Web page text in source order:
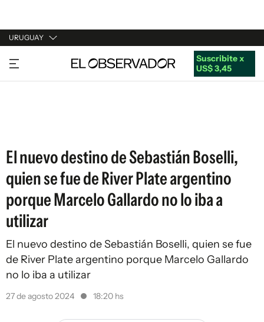
URUGUAY
URUGUAY
ARGENTINA
Suscribite x
US$ 3,45
El nuevo destino de Sebastián Boselli,
quien se fue de River Plate argentino
porque Marcelo Gallardo no lo iba a
utilizar
El nuevo destino de Sebastián Boselli, quien se fue
de River Plate argentino porque Marcelo Gallardo
no lo iba a utilizar
27 de agosto 2024 18:20 hs